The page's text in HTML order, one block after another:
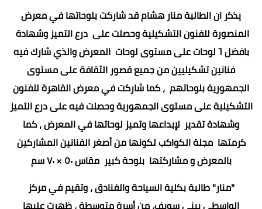
يذكر ان الطالبة منار هشام قد شاركت بلوحاتها في معرض
المنصورة للفنون التشكيلية وحصلت على درع التميز وشهادة
بافضل ٦ لوحات على مستوى لوحات المعرض والذي شارك فيه
فنانين تشكيليين من جميع قصور الثقافة على مستوى
الجمهورية بلوحاتهم ، كما شاركت في معرض القاهرة للفنون
التشكيلية على مستوى الجمهورية وحصلت فيه على درع التميز
وشهادة تقدير لإبداعها وتميز لوحاتها في المعرض ، كما
كرمتها مجلة الكواكب لكونها من أصغر الفنانين المشاركين
بالمعرض و مشاركتها بلوحة كبير مقاس ٥٠ × ٧٠ سم
"منار" طالبة بكلية السياحة والفنادق ، وتقيم في مركز
الواسطي ببني سويف، من أسرة متوسطة ، ظهرت عليها